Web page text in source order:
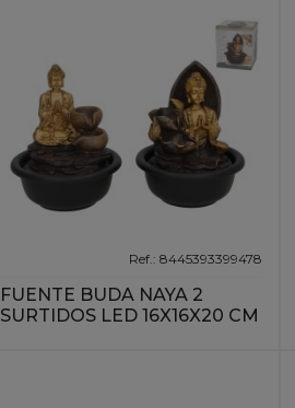
Ref.: 8445393399478
FUENTE BUDA NAYA 2
SURTIDOS LED 16X16X20 CM